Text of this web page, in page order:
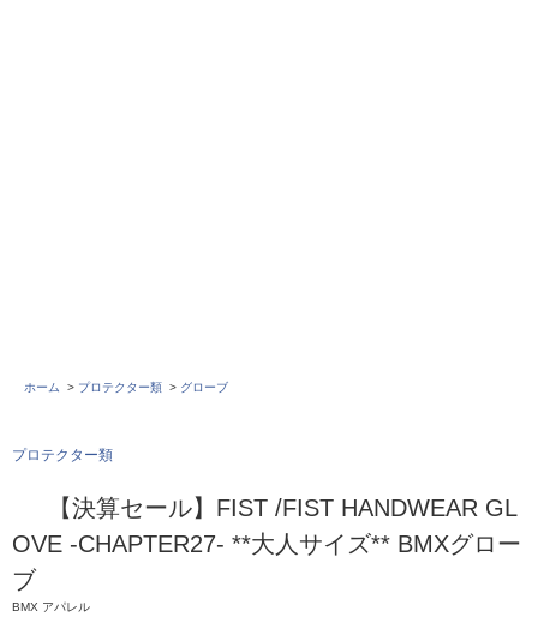
ホーム > プロテクター類 > グローブ
プロテクター類
【決算セール】FIST /FIST HANDWEAR GL
OVE -CHAPTER27- **大人サイズ** BMXグロー
ブ
BMX アパレル